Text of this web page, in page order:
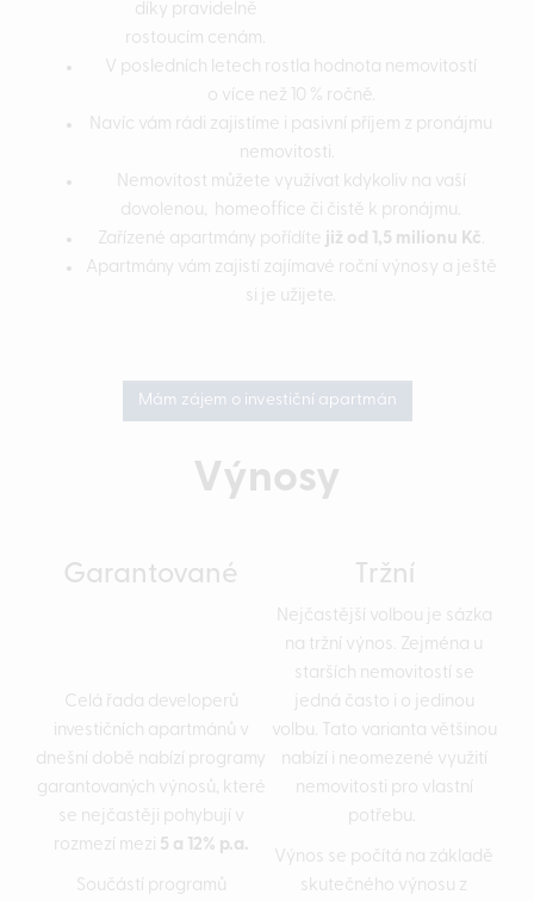
díky pravidelně
rostoucím cenám.
V posledních letech rostla hodnota nemovitostí
o více než 10 % ročně.
Navíc vám rádi zajistíme i pasivní příjem z pronájmu
nemovitosti.
Nemovitost můžete využívat kdykoliv na vaší
dovolenou, homeoffice či čistě k pronájmu.
Zařízené apartmány pořídíte již od 1,5 milionu Kč.
Apartmány vám zajistí zajímavé roční výnosy a ještě
si je užijete.
Mám zájem o investiční apartmán
Výnosy
Garantované Tržní
Celá řada developerů
investičních apartmánů v
dnešní době nabízí programy
garantovaných výnosů, které
se nejčastěji pohybují v
rozmezí mezi 5 a 12% p.a.
Součástí programů
Nejčastější volbou je sázka
na tržní výnos. Zejména u
starších nemovitostí se
jedná často i o jedinou
volbu. Tato varianta většinou
nabízí i neomezené využití
nemovitosti pro vlastní
potřebu.
Výnos se počítá na základě
skutečného výnosu z